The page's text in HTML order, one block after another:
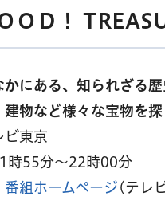
ＯＤ！
かにある、知られざる
建物など様々な宝物を探
ビ東京
55分～22時00分
番組ホームページ (テレ